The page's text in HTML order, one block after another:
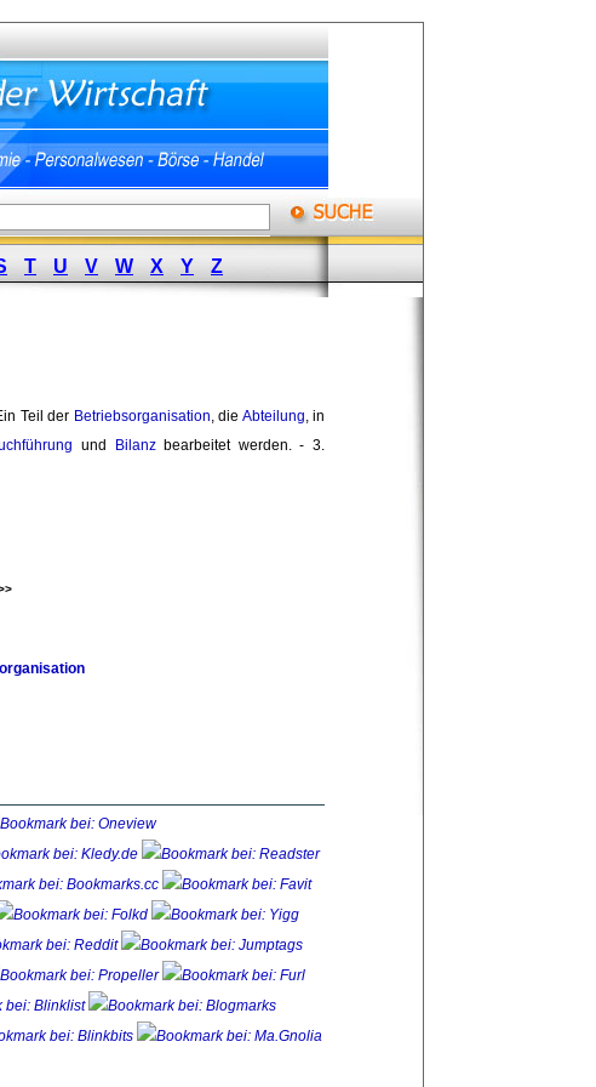
T U V W X Y Z
Teil der Betriebsorganisation, die Abteilung, in
und Bilanzbearbeitet werden. - 3.